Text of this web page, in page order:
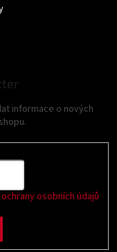
informace o nových
osobních údajů